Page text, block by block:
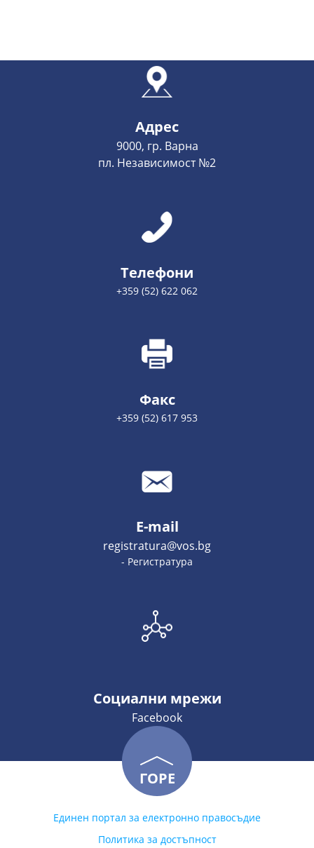
Адрес
9000, гр. Варна
пл. Независимост №2
Телефони
+359 (52) 622 062
Факс
+359 (52) 617 953
E-mail
registratura@vos.bg
- Регистратура
Социални мрежи
Facebook
ГОРЕ
Единен портал за електронно правосъдие
Политика за достъпност